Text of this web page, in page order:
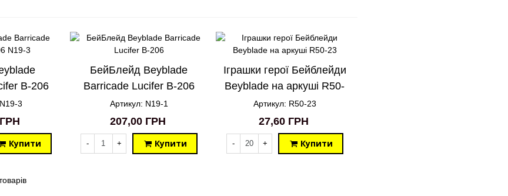
B-206
3
Купити
БейБлейд Beyblade
Barricade Lucifer B-206
Артикул: N19-1
207,00 ГРН
- + Купити
Іграшки герої Бейблейди
Beyblade на аркуші R50-
23
Артикул: R50-23
27,60 ГРН
- + Купити